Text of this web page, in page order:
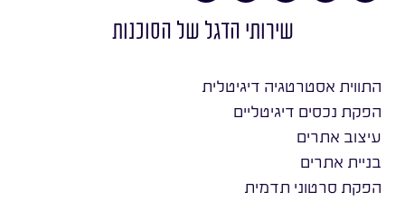
שירותי הדגל של הסוכנות
התווית אסטרטגיה דיגיטלית
הפקת נכסים דיגיטליים
עיצוב אתרים
בניית אתרים
הפקת סרטוני תדמית